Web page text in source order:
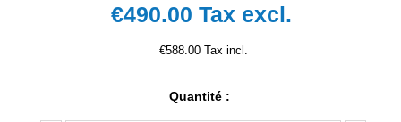
€490.00Tax excl.
€588.00 Tax incl.
Quantité :